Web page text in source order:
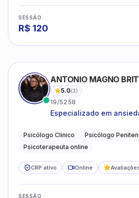
SESSÃO
R$ 120
ANTONIO MAGNO
5.0(3)
19/5258
Especializado em
familiares e questões
Psicólogo Clinico
Psicólogo
Psicoterapeuta online
CRP ativo Online
SESSÃO